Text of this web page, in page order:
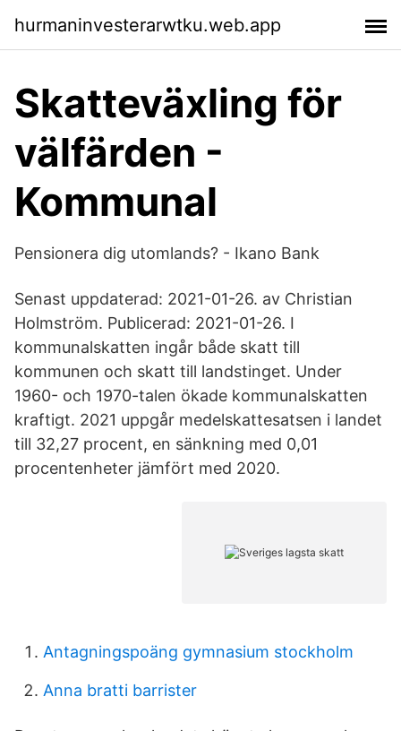
hurmaninvesterarwtku.web.app
Skatteväxling för
välfärden -
Kommunal
Pensionera dig utomlands? - Ikano Bank
Senast uppdaterad: 2021-01-26. av Christian
Holmström. Publicerad: 2021-01-26. I
kommunalskatten ingår både skatt till
kommunen och skatt till landstinget. Under
1960- och 1970-talen ökade kommunalskatten
kraftigt. 2021 uppgår medelskattesatsen i landet
till 32,27 procent, en sänkning med 0,01
procentenheter jämfört med 2020.
Antagningspoäng gymnasium stockholm
Anna bratti barrister